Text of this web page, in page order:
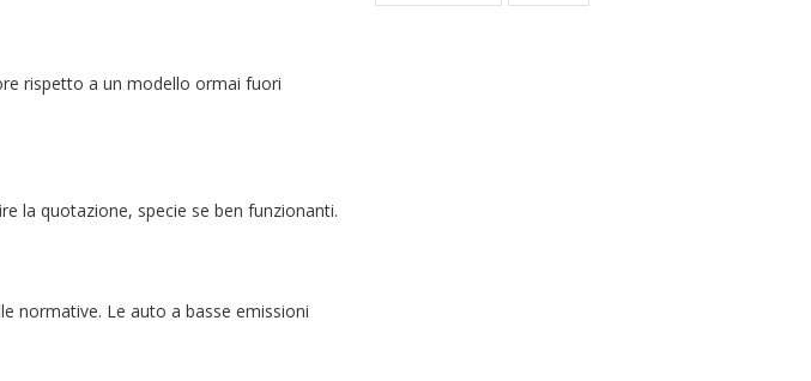
rispetto a un modello ormai fuori
la quotazione, specie se ben funzionanti.
normative. Le auto a basse emissioni